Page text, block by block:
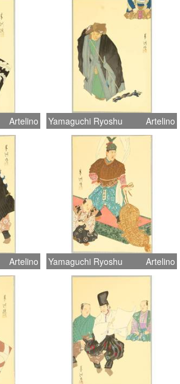
Artelino Yamaguchi Ryoshu Artelino
Artelino Yamaguchi Ryoshu Artelino